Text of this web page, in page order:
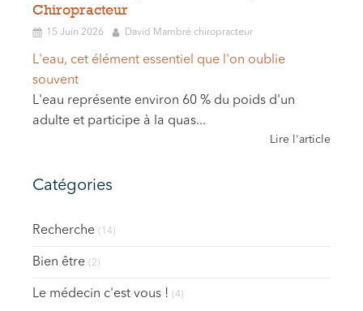
Chiropracteur
15 Juin 2026 David Mambré chiropracteur
L'eau, cet élément essentiel que l'on oublie
souvent
L'eau représente environ 60 % du poids d'un
adulte et participe à la quas...
Lire l'article
Catégories
Recherche (14)
Bien être (2)
Le médecin c'est vous ! (4)